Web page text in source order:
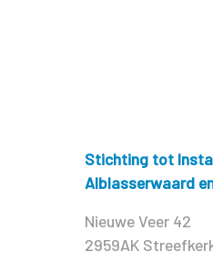
Stichting tot
Alblasserwaard
Nieuwe Veer 42
2959AK